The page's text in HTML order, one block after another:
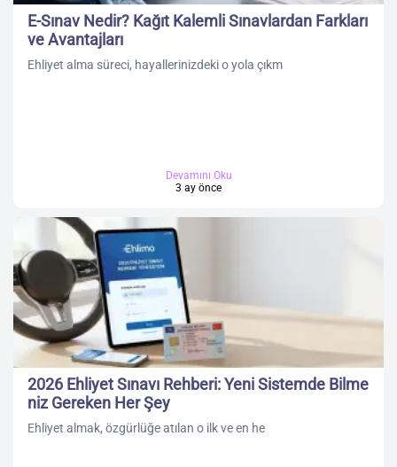
E-Sınav Nedir? Kağıt Kalemli Sınavlardan Farkları
ve Avantajları
Ehliyet alma süreci, hayallerinizdeki o yola çıkm
Devamını Oku
3 ay önce
2026 Ehliyet Sınavı Rehberi: Yeni Sistemde Bilme
niz Gereken Her Şey
Ehliyet almak, özgürlüğe atılan o ilk ve en he